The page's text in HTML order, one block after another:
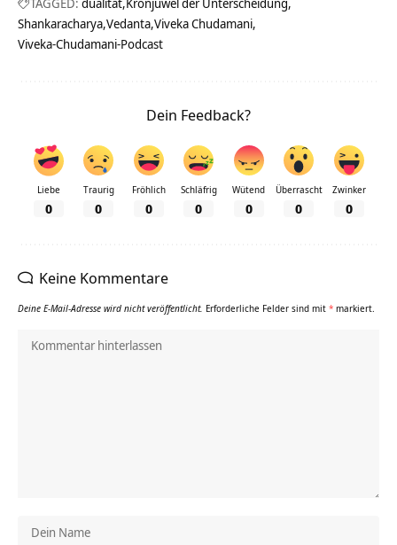
Shankaracharya Vedanta Viveka Chudamani
Viveka-Chudamani-Podcast
Dein Feedback?
Liebe
0
Traurig
0
Fröhlich
0
Schläfrig
0
Wütend
0
Überrascht
0
Zwinker
0
Keine Kommentare
Deine E-Mail-Adresse wird nicht veröffentlicht. Erforderliche Felder sind mit * markiert.